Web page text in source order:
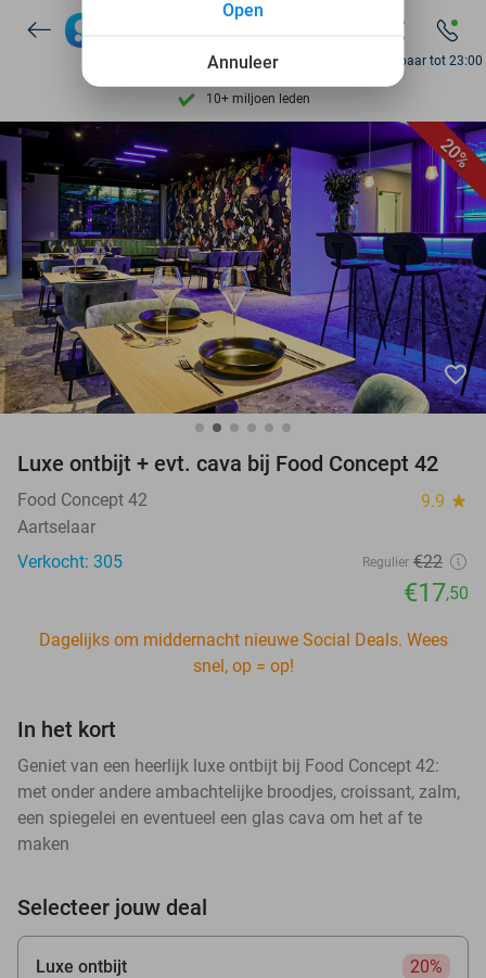
7 dagen per week beschikbaar
10+ miljoen leden
9,4 op basis van
Ontdek 15.000+ deals
7 dagen per week beschikbaar
10+ miljoen leden
Bereikbaar tot 23:00
20%
favorite_border
Luxe ontbijt + evt. cava bij Food Concept 42
Food Concept 42 9.9 star
Aartselaar
Verkocht: 305
Regulier €22
€17,50
Dagelijks om middernacht nieuwe Social Deals. Wees
snel, op = op!
In het kort
Geniet van een heerlijk luxe ontbijt bij Food Concept 42:
met onder andere ambachtelijke broodjes, croissant, zalm,
een spiegelei en eventueel een glas cava om het af te
maken
Selecteer jouw deal
Luxe ontbijt
20%
Annuleer
Open